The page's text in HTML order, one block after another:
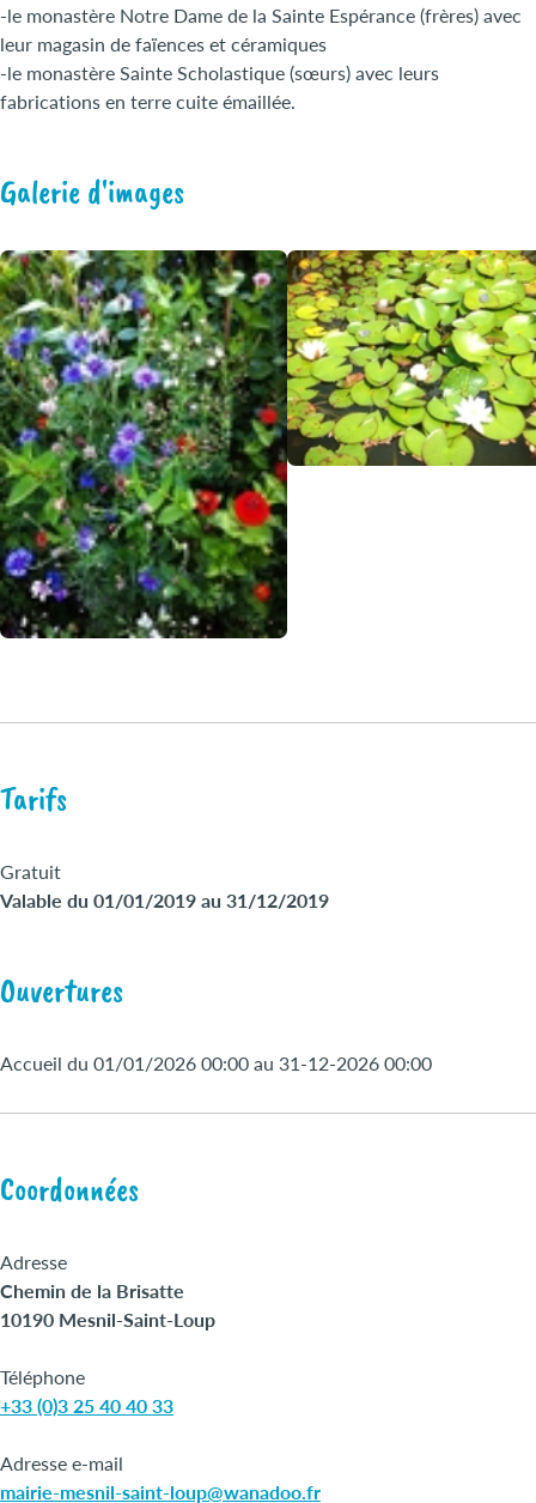
-le monastère Notre Dame de la Sainte Espérance (frères) avec
leur magasin de faïences et céramiques
-le monastère Sainte Scholastique (sœurs) avec leurs
fabrications en terre cuite émaillée.
Galerie d'images
Tarifs
Gratuit
Valable du 01/01/2019 au 31/12/2019
Ouvertures
Accueil du 01/01/2026 00:00 au 31-12-2026 00:00
Coordonnées
Adresse
Chemin de la Brisatte
10190 Mesnil-Saint-Loup
Téléphone
+33 (0)3 25 40 40 33
Adresse e-mail
mairie-mesnil-saint-loup@wanadoo.fr